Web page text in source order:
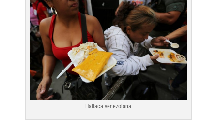
Hallaca venezolana